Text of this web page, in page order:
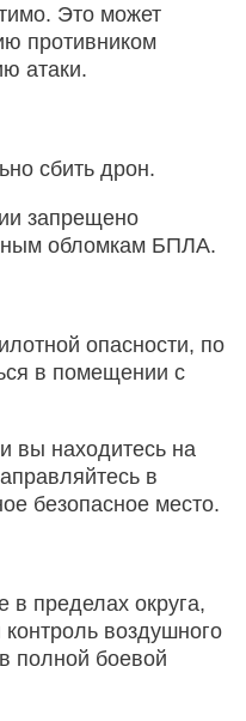
Это может
противником
атаки.
сбить дрон.
запрещено
обломкам БПЛА.
опасности, по
в помещении с
вы находитесь на
в
безопасное место.
пределах округа,
воздушного
полной боевой